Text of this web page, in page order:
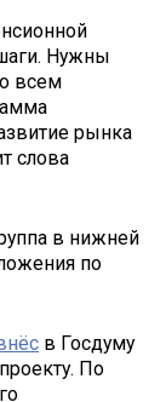
Нужны
всем
рынка
слова
в нижней
по
в Госдуму
По